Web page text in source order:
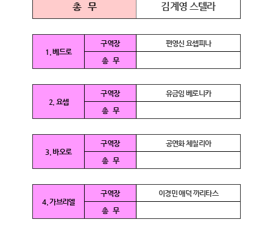
총 무 김계영 스텔라
1. 베드로
구역장
편영신 요셉피나
총 무
2. 요셉
구역장
유금임 베로니카
총 무
3. 바오로
구역장
공연화 체칠리아
총 무
4. 가브리엘
구역장
이경민 애덕 까리타스
총 무